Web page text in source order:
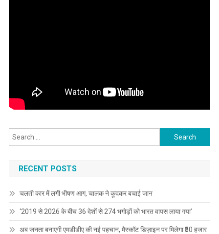
Search
for:
RECENT POSTS
चलती कार में लगी भीषण आग, चालक ने कूदकर बचाई जान
‘2019 से 2026 के बीच 36 देशों से 274 भगोड़ों को भारत वापस लाया गया’
अब जनता बनाएगी एमडीडीए की नई पहचान, मैस्कॉट डिज़ाइन पर मिलेगा ₹50 हजार